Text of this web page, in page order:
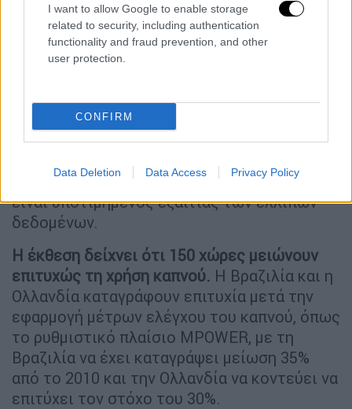
I want to allow Google to enable storage
related to security, including authentication
functionality and fraud prevention, and other
user protection.
CONFIRM
Data Deletion Data Access Privacy Policy
οποίο ο ΠΟΥ καλεί τις κυβερνήσεις
να
επιβάλουν μέτρα ελέγχου ανάλογα με εκείνα
για τα προϊόντα καπνού.
Σύμφωνα με την ίδια πηγή, υπάρχουν
τουλάχιστον 362 εκατομμύρια ενήλικες
παγκοσμίως, αλλά αυτός ο αριθμός μπορεί να
είναι υποτιμημένος εξαιτίας των ελλιπών
δεδομένων.
Η έκθεση δείχνει ότι 150 χώρες μειώνουν
επιτυχώς τη χρήση καπνού. Η Βραζιλία και η
Ολλανδία καταγράφουν επιτυχία μετά την
εφαρμογή μέτρων ελέγχου του καπνού, όπως
το ρυθμιστικό πλαίσιο MPOWER, με τη
Βραζιλία να έχει καταγράψει μείωση 35%
από το 2010 και την Ολλανδία να κοντεύει να
επιτύχει τον στόχο του 30%.